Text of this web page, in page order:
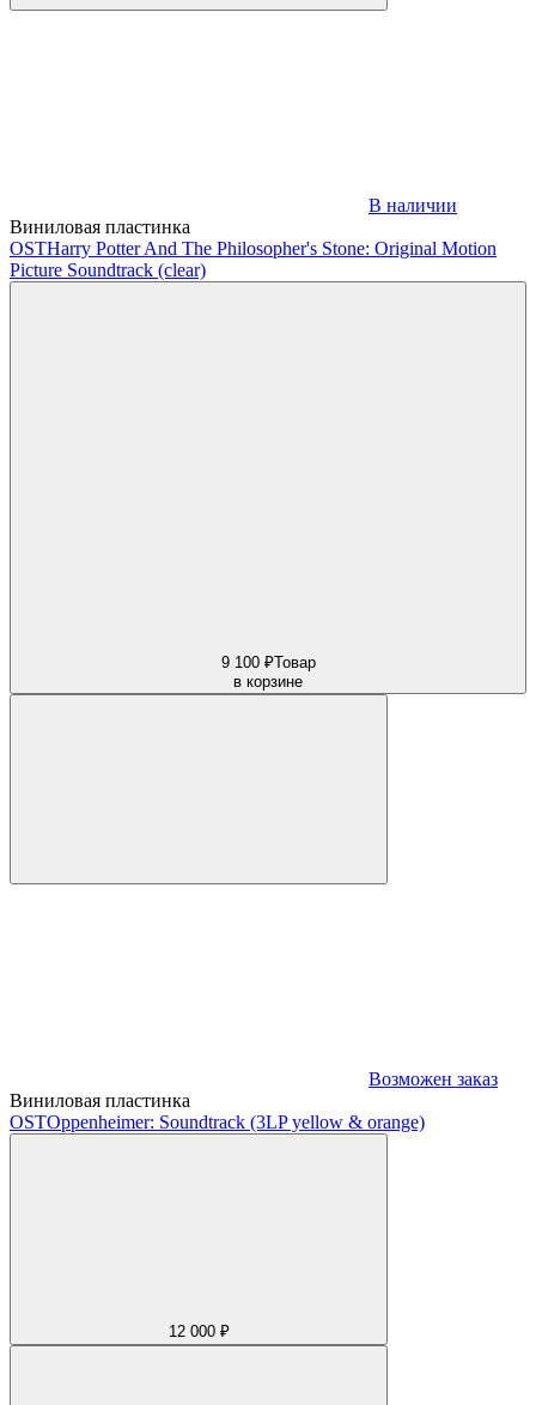
В наличии
Виниловая пластинка
OSTHarry Potter And The Philosopher's Stone: Original Motion
Picture Soundtrack (clear)
9 100 ₽Товар
в корзине
Возможен заказ
Виниловая пластинка
OSTOppenheimer: Soundtrack (3LP yellow & orange)
12 000 ₽